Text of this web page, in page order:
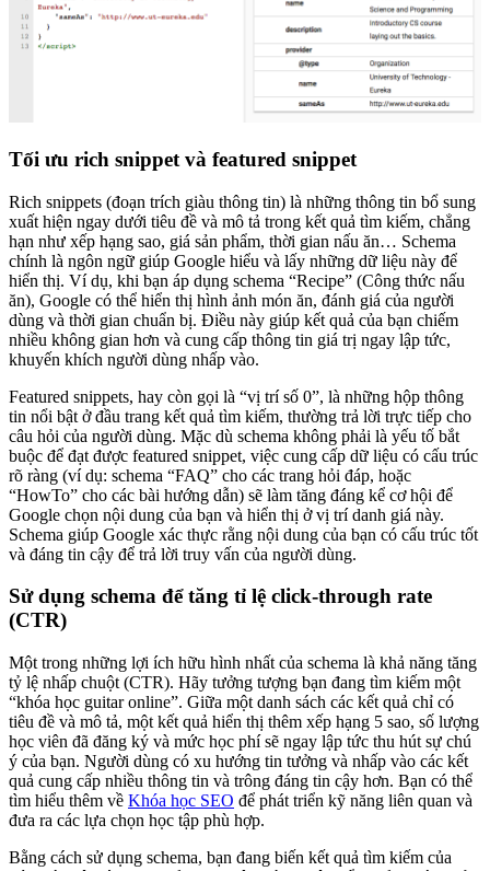
Tối ưu rich snippet và featured snippet
Rich snippets (đoạn trích giàu thông tin) là những thông tin bổ sung
xuất hiện ngay dưới tiêu đề và mô tả trong kết quả tìm kiếm, chẳng
hạn như xếp hạng sao, giá sản phẩm, thời gian nấu ăn… Schema
chính là ngôn ngữ giúp Google hiểu và lấy những dữ liệu này để
hiển thị. Ví dụ, khi bạn áp dụng schema “Recipe” (Công thức nấu
ăn), Google có thể hiển thị hình ảnh món ăn, đánh giá của người
dùng và thời gian chuẩn bị. Điều này giúp kết quả của bạn chiếm
nhiều không gian hơn và cung cấp thông tin giá trị ngay lập tức,
khuyến khích người dùng nhấp vào.
Featured snippets, hay còn gọi là “vị trí số 0”, là những hộp thông
tin nổi bật ở đầu trang kết quả tìm kiếm, thường trả lời trực tiếp cho
câu hỏi của người dùng. Mặc dù schema không phải là yếu tố bắt
buộc để đạt được featured snippet, việc cung cấp dữ liệu có cấu trúc
rõ ràng (ví dụ: schema “FAQ” cho các trang hỏi đáp, hoặc
“HowTo” cho các bài hướng dẫn) sẽ làm tăng đáng kể cơ hội để
Google chọn nội dung của bạn và hiển thị ở vị trí danh giá này.
Schema giúp Google xác thực rằng nội dung của bạn có cấu trúc tốt
và đáng tin cậy để trả lời truy vấn của người dùng.
Sử dụng schema để tăng tỉ lệ click-through rate
(CTR)
Một trong những lợi ích hữu hình nhất của schema là khả năng tăng
tỷ lệ nhấp chuột (CTR). Hãy tưởng tượng bạn đang tìm kiếm một
“khóa học guitar online”. Giữa một danh sách các kết quả chỉ có
tiêu đề và mô tả, một kết quả hiển thị thêm xếp hạng 5 sao, số lượng
học viên đã đăng ký và mức học phí sẽ ngay lập tức thu hút sự chú
ý của bạn. Người dùng có xu hướng tin tưởng và nhấp vào các kết
quả cung cấp nhiều thông tin và trông đáng tin cậy hơn. Bạn có thể
tìm hiểu thêm về Khóa học SEO để phát triển kỹ năng liên quan và
đưa ra các lựa chọn học tập phù hợp.
Bằng cách sử dụng schema, bạn đang biến kết quả tìm kiếm của